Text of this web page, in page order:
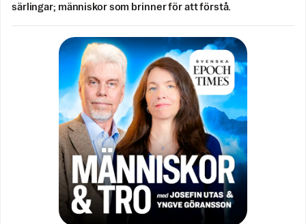
särlingar; människor som brinner för att förstå.